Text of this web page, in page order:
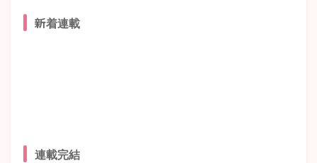
新着連載
連載完結